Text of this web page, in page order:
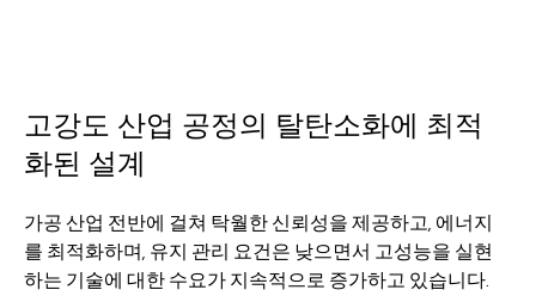
고강도 산업 공정의 탈탄소화에 최적
화된 설계
가공 산업 전반에 걸쳐 탁월한 신뢰성을 제공하고, 에너지
를 최적화하며, 유지 관리 요건은 낮으면서 고성능을 실현
하는 기술에 대한 수요가 지속적으로 증가하고 있습니다.